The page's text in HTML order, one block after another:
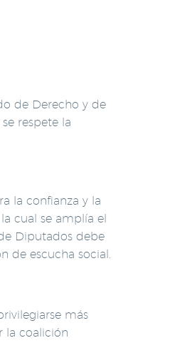
de Derecho y de
respete la
la confianza y la
cual se amplía el
Diputados debe
de escucha social.
más
la coalición